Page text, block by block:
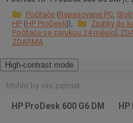
Počítače Repasované PC
HP HP ProDesk Zpátky do
Počítače se zárukou 24 měsíců
ZDARMA
High-contrast mode
Mohlo by vás zajímat
HP ProDesk 600 G6 DM